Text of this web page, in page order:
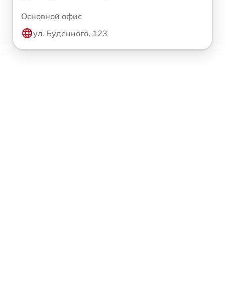
Основной офис
ул. Будённого, 123